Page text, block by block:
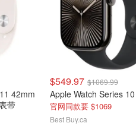
42mm
带
$549.97 $1069.99
官网同款要 $1069
Best Buy.ca